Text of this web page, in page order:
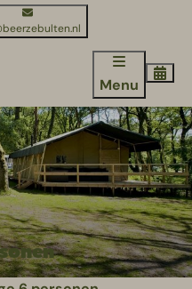
Menu